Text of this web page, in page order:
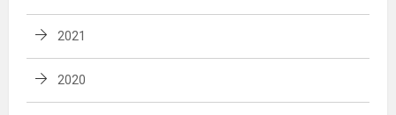
2021
2020